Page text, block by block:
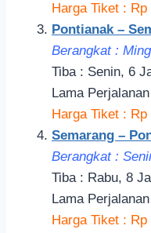
Harga Tiket :
Pontianak –
Berangkat :
Tiba : Senin, 6
Lama
Harga Tiket :
Semarang –
Berangkat :
Tiba : Rabu, 8
Lama
Harga Tiket : Rp